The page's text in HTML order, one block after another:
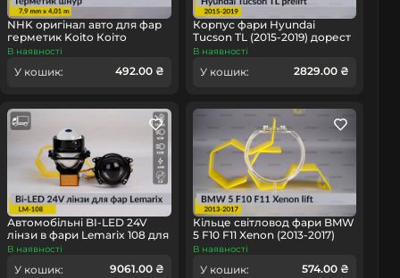
NHK оригінал авто для фар
герметик Koito Коіто
бутиловий шнур термо
В наявності
У кошик: 492.00 ₴
Корпус фари Hyundai
Tucson TL (2015-2019) дорест
лівий
В наявності
У кошик: 2829.00 ₴
Автомобільні BI-LED 24V
лінзи в фари Lemarix 108 для
вантажних авто
В наявності
У кошик: 9061.00 ₴
Кільце світловод фари BMW
5 F10 F11 Xenon (2013-2017)
рест велике зовнішнє angel
В наявності
У кошик: 574.00 ₴